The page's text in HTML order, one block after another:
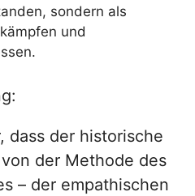
sondern als
und
dass der historische
der Methode des
– der empathischen